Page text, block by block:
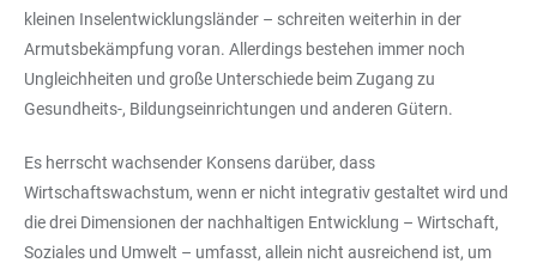
kleinen Inselentwicklungsländer – schreiten weiterhin in der
Armutsbekämpfung voran. Allerdings bestehen immer noch
Ungleichheiten und große Unterschiede beim Zugang zu
Gesundheits-, Bildungseinrichtungen und anderen Gütern.
Es herrscht wachsender Konsens darüber, dass
Wirtschaftswachstum, wenn er nicht integrativ gestaltet wird und
die drei Dimensionen der nachhaltigen Entwicklung – Wirtschaft,
Soziales und Umwelt – umfasst, allein nicht ausreichend ist, um